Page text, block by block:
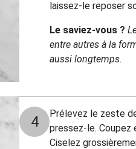
laissez-le reposer
Le saviez-vous ?
entre autres à la
aussi longtemps.
4
Prélevez le zeste
pressez-le.
Ciselez